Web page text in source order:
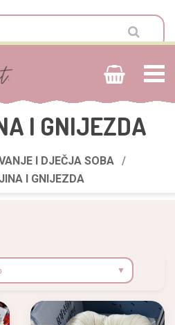
I GNIJEZDA
I DJEČJA SOBA
I GNIJEZDA